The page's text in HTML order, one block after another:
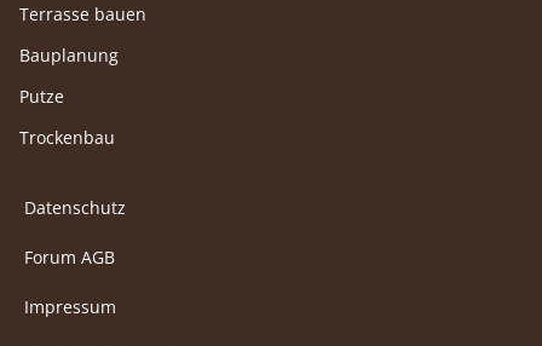
Terrasse bauen
Bauplanung
Putze
Trockenbau
Datenschutz
Forum AGB
Impressum